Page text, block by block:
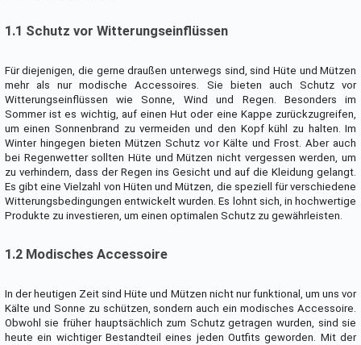
1.1 Schutz vor Witterungseinflüssen
Für diejenigen, die gerne draußen unterwegs sind, sind Hüte und Mützen
mehr als nur modische Accessoires. Sie bieten auch Schutz vor
Witterungseinflüssen wie Sonne, Wind und Regen. Besonders im
Sommer ist es wichtig, auf einen Hut oder eine Kappe zurückzugreifen,
um einen Sonnenbrand zu vermeiden und den Kopf kühl zu halten. Im
Winter hingegen bieten Mützen Schutz vor Kälte und Frost. Aber auch
bei Regenwetter sollten Hüte und Mützen nicht vergessen werden, um
zu verhindern, dass der Regen ins Gesicht und auf die Kleidung gelangt.
Es gibt eine Vielzahl von Hüten und Mützen, die speziell für verschiedene
Witterungsbedingungen entwickelt wurden. Es lohnt sich, in hochwertige
Produkte zu investieren, um einen optimalen Schutz zu gewährleisten.
1.2 Modisches Accessoire
In der heutigen Zeit sind Hüte und Mützen nicht nur funktional, um uns vor
Kälte und Sonne zu schützen, sondern auch ein modisches Accessoire.
Obwohl sie früher hauptsächlich zum Schutz getragen wurden, sind sie
heute ein wichtiger Bestandteil eines jeden Outfits geworden. Mit der